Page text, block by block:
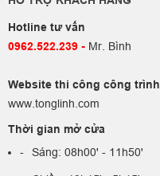
Hotline tư vấn
0962.522.239​ - Mr. Bình
Website thi công công trình
www.tonglinh.com
Thời gian mở cửa
Sáng: 08h00' - 11h50'